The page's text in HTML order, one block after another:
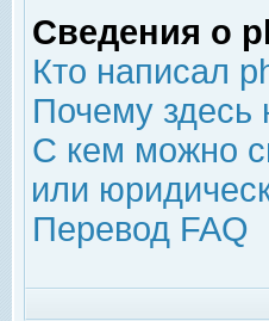
Сведения о
Кто написал
Почему здесь
С кем можно
или
Перевод FAQ